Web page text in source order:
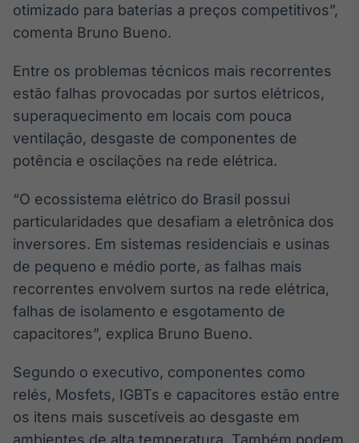
Investimentos
Tokenização
de ativos
Em breve
Crédito
Em breve
otimizado para baterias a preços competitivos”,
comenta Bruno Bueno.
Entre os problemas técnicos mais recorrentes
estão falhas provocadas por surtos elétricos,
superaquecimento em locais com pouca
ventilação, desgaste de componentes de
potência e oscilações na rede elétrica.
“O ecossistema elétrico do Brasil possui
particularidades que desafiam a eletrônica dos
inversores. Em sistemas residenciais e usinas
de pequeno e médio porte, as falhas mais
recorrentes envolvem surtos na rede elétrica,
falhas de isolamento e esgotamento de
capacitores”, explica Bruno Bueno.
Segundo o executivo, componentes como
relés, Mosfets, IGBTs e capacitores estão entre
os itens mais suscetíveis ao desgaste em
ambientes de alta temperatura. Também podem